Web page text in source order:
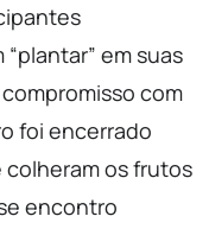
em suas
com
foi encerrado
os frutos
encontro